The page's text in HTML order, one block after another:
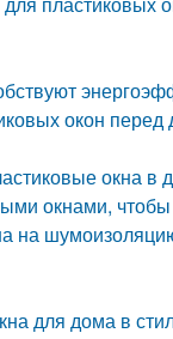
окон
окна в
окнами,
на
для дома в